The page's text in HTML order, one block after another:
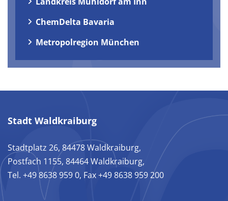
ChemDelta Bavaria
Metropolregion München
Stadt Waldkraiburg
Stadtplatz 26, 84478 Waldkraiburg,
Postfach 1155, 84464 Waldkraiburg,
Tel. +49 8638 959 0, Fax +49 8638 959 200